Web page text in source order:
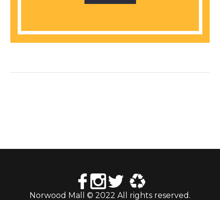
Norwood Mall © 2022 All rights reserved.